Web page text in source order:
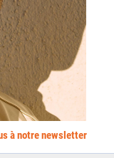
à notre newsletter